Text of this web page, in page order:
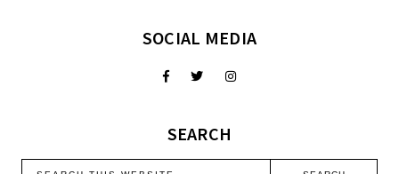
SOCIAL MEDIA
SEARCH